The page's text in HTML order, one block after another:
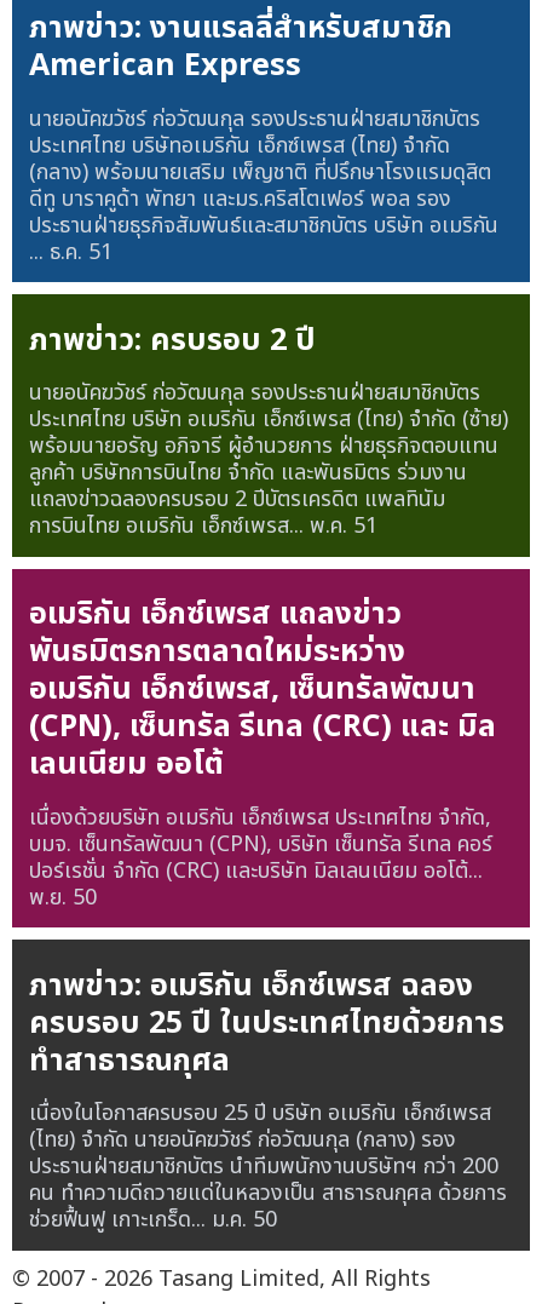
ภาพข่าว: งานแรลลี่สำหรับสมาชิก
American Express
นายอนัคฆวัชร์ ก่อวัฒนกุล รองประธานฝ่ายสมาชิกบัตร
ประเทศไทย บริษัทอเมริกัน เอ็กซ์เพรส (ไทย) จำกัด
(กลาง) พร้อมนายเสริม เพ็ญชาติ ที่ปรึกษาโรงแรมดุสิต
ดีทู บาราคูด้า พัทยา และมร.คริสโตเฟอร์ พอล รอง
ประธานฝ่ายธุรกิจสัมพันธ์และสมาชิกบัตร บริษัท อเมริกัน
... ธ.ค. 51
ภาพข่าว: ครบรอบ 2 ปี
นายอนัคฆวัชร์ ก่อวัฒนกุล รองประธานฝ่ายสมาชิกบัตร
ประเทศไทย บริษัท อเมริกัน เอ็กซ์เพรส (ไทย) จำกัด (ซ้าย)
พร้อมนายอรัญ อภิจารี ผู้อำนวยการ ฝ่ายธุรกิจตอบแทน
ลูกค้า บริษัทการบินไทย จำกัด และพันธมิตร ร่วมงาน
แถลงข่าวฉลองครบรอบ 2 ปีบัตรเครดิต แพลทินัม
การบินไทย อเมริกัน เอ็กซ์เพรส... พ.ค. 51
อเมริกัน เอ็กซ์เพรส แถลงข่าว
พันธมิตรการตลาดใหม่ระหว่าง
อเมริกัน เอ็กซ์เพรส, เซ็นทรัลพัฒนา
(CPN), เซ็นทรัล รีเทล (CRC) และ มิล
เลนเนียม ออโต้
เนื่องด้วยบริษัท อเมริกัน เอ็กซ์เพรส ประเทศไทย จำกัด,
บมจ. เซ็นทรัลพัฒนา (CPN), บริษัท เซ็นทรัล รีเทล คอร์
ปอร์เรชั่น จำกัด (CRC) และบริษัท มิลเลนเนียม ออโต้...
พ.ย. 50
ภาพข่าว: อเมริกัน เอ็กซ์เพรส ฉลอง
ครบรอบ 25 ปี ในประเทศไทยด้วยการ
ทำสาธารณกุศล
เนื่องในโอกาสครบรอบ 25 ปี บริษัท อเมริกัน เอ็กซ์เพรส
(ไทย) จำกัด นายอนัคฆวัชร์ ก่อวัฒนกุล (กลาง) รอง
ประธานฝ่ายสมาชิกบัตร นำทีมพนักงานบริษัทฯ กว่า 200
คน ทำความดีถวายแด่ในหลวงเป็น สาธารณกุศล ด้วยการ
ช่วยฟื้นฟู เกาะเกร็ด... ม.ค. 50
© 2007 - 2026 Tasang Limited, All Rights